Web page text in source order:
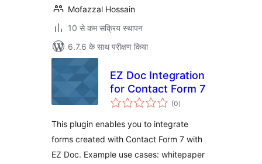
Mofazzal Hossain
10 से कम सक्रिय स्थापन
6.7.6 के साथ परीक्षण किया
EZ Doc Integration
for Contact Form 7
(0कुल
दर)
This plugin enables you to integrate
forms created with Contact Form 7 with
EZ Doc. Example use cases: whitepaper